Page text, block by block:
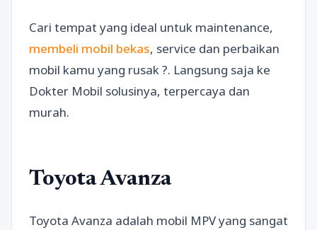
Cari tempat yang ideal untuk maintenance,
membeli mobil bekas, service dan perbaikan
mobil kamu yang rusak ?. Langsung saja ke
Dokter Mobil solusinya, terpercaya dan
murah.
Toyota Avanza
Toyota Avanza adalah mobil MPV yang sangat